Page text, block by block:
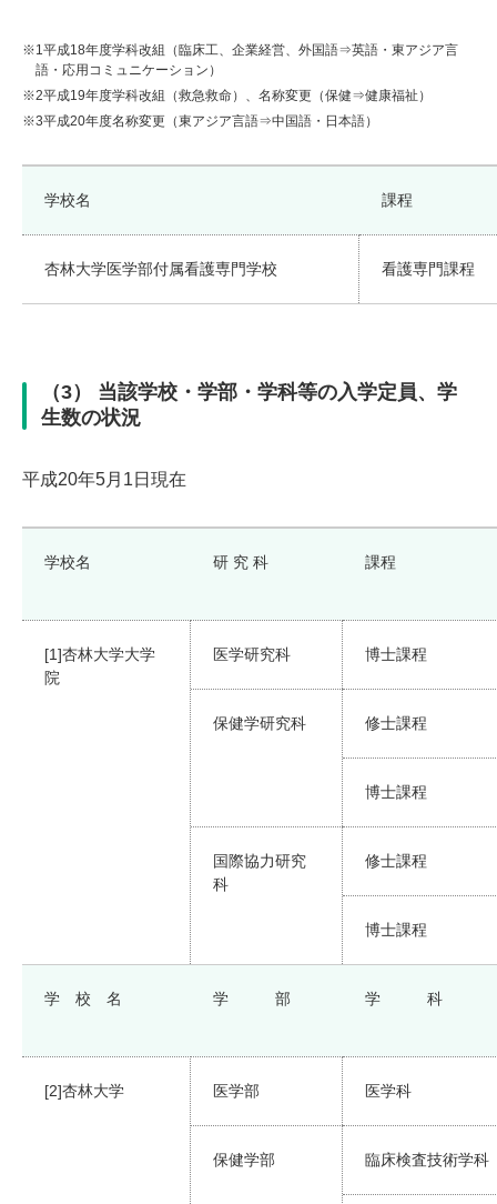
※1 平成18年度学科改組（臨床工、企業経営、外国語⇒英語・東アジア言
語・応用コミュニケーション）
※2平成19年度学科改組（救急救命）、名称変更（保健⇒健康福祉）
※3平成20年度名称変更（東アジア言語⇒中国語・日本語）
学校名 課程
杏林大学医学部付属看護専門学校 看護専門課程
（3） 当該学校・学部・学科等の入学定員、学
生数の状況
平成20年5月1日現在
学校名 研 究 科 課程
[1]杏林大学大学
院
医学研究科 博士課程
保健学研究科 修士課程
博士課程
国際協力研究
科
修士課程
博士課程
学 校 名 学 部 学 科
[2]杏林大学 医学部 医学科
保健学部 臨床検査技術学科